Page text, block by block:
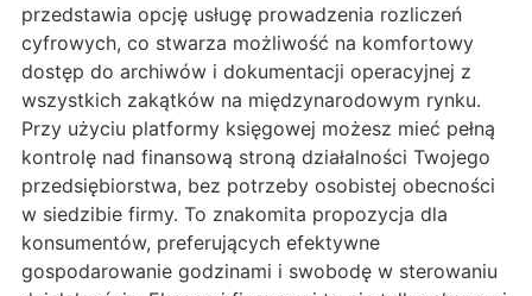
przedstawia opcję usługę prowadzenia rozliczeń
cyfrowych, co stwarza możliwość na komfortowy
dostęp do archiwów i dokumentacji operacyjnej z
wszystkich zakątków na międzynarodowym rynku.
Przy użyciu platformy księgowej możesz mieć pełną
kontrolę nad finansową stroną działalności Twojego
przedsiębiorstwa, bez potrzeby osobistej obecności
w siedzibie firmy. To znakomita propozycja dla
konsumentów, preferujących efektywne
gospodarowanie godzinami i swobodę w sterowaniu